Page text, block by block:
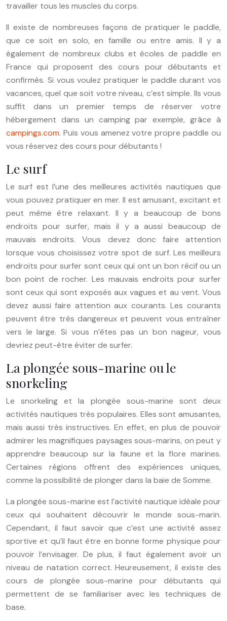
travailler tous les muscles du corps.
Il existe de nombreuses façons de pratiquer le paddle,
que ce soit en solo, en famille ou entre amis. Il y a
également de nombreux clubs et écoles de paddle en
France qui proposent des cours pour débutants et
confirmés. Si vous voulez pratiquer le paddle durant vos
vacances, quel que soit votre niveau, c’est simple. Ils vous
suffit dans un premier temps de réserver votre
hébergement dans un camping par exemple, grâce à
campings.com. Puis vous amenez votre propre paddle ou
vous réservez des cours pour débutants !
Le surf
Le surf est l’une des meilleures activités nautiques que
vous pouvez pratiquer en mer. Il est amusant, excitant et
peut même être relaxant. Il y a beaucoup de bons
endroits pour surfer, mais il y a aussi beaucoup de
mauvais endroits. Vous devez donc faire attention
lorsque vous choisissez votre spot de surf. Les meilleurs
endroits pour surfer sont ceux qui ont un bon récif ou un
bon point de rocher. Les mauvais endroits pour surfer
sont ceux qui sont exposés aux vagues et au vent. Vous
devez aussi faire attention aux courants. Les courants
peuvent être très dangereux et peuvent vous entraîner
vers le large. Si vous n’êtes pas un bon nageur, vous
devriez peut-être éviter de surfer.
La plongée sous-marine ou le
snorkeling
Le snorkeling et la plongée sous-marine sont deux
activités nautiques très populaires. Elles sont amusantes,
mais aussi très instructives. En effet, en plus de pouvoir
admirer les magnifiques paysages sous-marins, on peut y
apprendre beaucoup sur la faune et la flore marines.
Certaines régions offrent des expériences uniques,
comme la possibilité de plonger dans la baie de Somme.
La plongée sous-marine est l’activité nautique idéale pour
ceux qui souhaitent découvrir le monde sous-marin.
Cependant, il faut savoir que c’est une activité assez
sportive et qu’il faut être en bonne forme physique pour
pouvoir l’envisager. De plus, il faut également avoir un
niveau de natation correct. Heureusement, il existe des
cours de plongée sous-marine pour débutants qui
permettent de se familiariser avec les techniques de
base.